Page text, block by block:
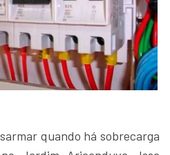
pelo uso excessivo de